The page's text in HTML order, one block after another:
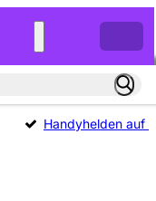
Handyhelden auf